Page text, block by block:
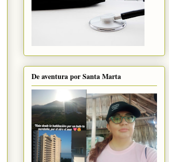
De aventura por Santa Marta